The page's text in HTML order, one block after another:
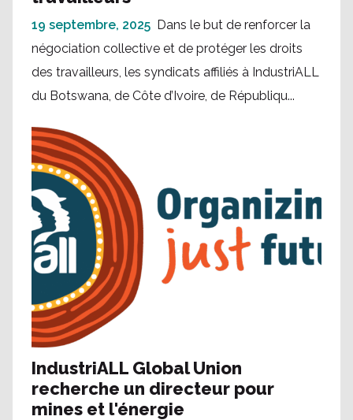
19 septembre, 2025 Dans le but de renforcer la
négociation collective et de protéger les droits
des travailleurs, les syndicats affiliés à IndustriALL
du Botswana, de Côte d’Ivoire, de Républiqu...
IndustriALL Global Union
recherche un directeur pour
mines et l'énergie